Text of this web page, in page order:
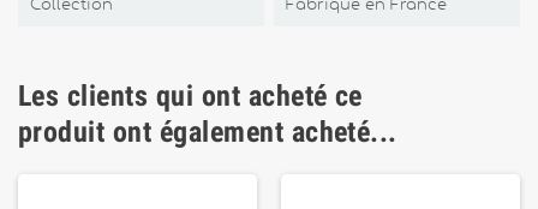
Collection Fabriqué en France
Les clients qui ont acheté ce
produit ont également acheté...